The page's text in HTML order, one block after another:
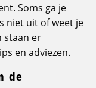
Soms ga je
niet uit of weet je
staan er
en adviezen.
de